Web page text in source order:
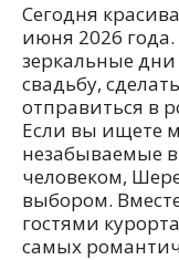
Сегодня
июня 2026
зеркальные
свадьбу,
отправиться в
Если вы ищете
незабываемые
человеком,
выбором.
гостями
самых